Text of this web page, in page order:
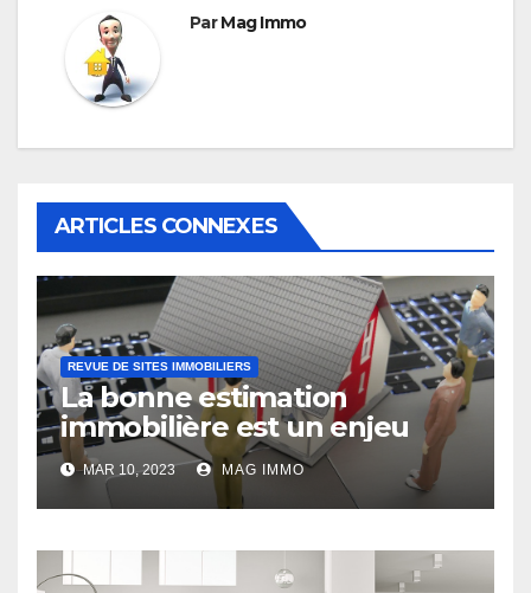
ParMag Immo
ARTICLES CONNEXES
REVUE DE SITES IMMOBILIERS
La bonne estimation
immobilière est un enjeu
MAR 10, 2023 MAG IMMO